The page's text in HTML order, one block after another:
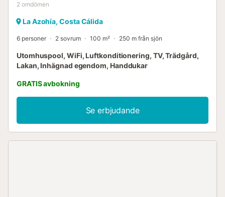
2 omdömen
La Azohía, Costa Cálida
6 personer 2 sovrum 100 m² 250 m från sjön
Utomhuspool, WiFi, Luftkonditionering, TV, Trädgård,
Lakan, Inhägnad egendom, Handdukar
GRATIS avbokning
Se erbjudande